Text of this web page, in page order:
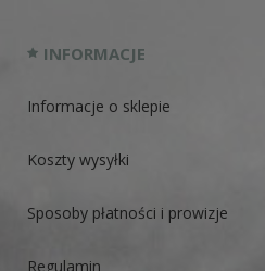
INFORMACJE
Informacje o sklepie
Koszty wysyłki
Sposoby płatności i prowizje
Regulamin